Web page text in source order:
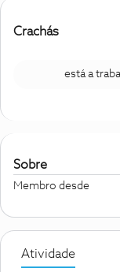
Crachás
está a
Sobre
Membro desde
Atividade